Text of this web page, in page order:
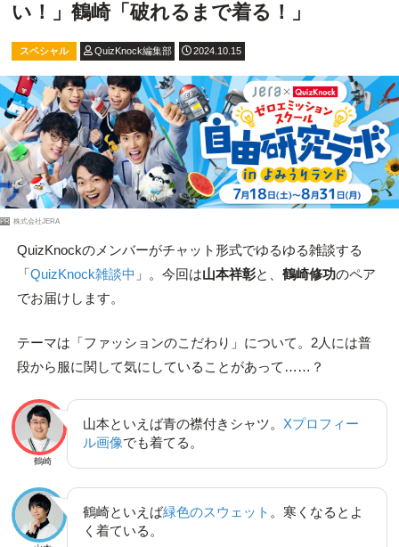
い！」鶴崎「破れるまで着る！」
スペシャル QuizKnock編集部 2024.10.15
PR 株式会社JERA
QuizKnockのメンバーがチャット形式でゆるゆる雑談する
「QuizKnock雑談中 」。今回は山本祥彰と、 鶴崎修功のペア
でお届けします。
テーマは「ファッションのこだわり」について。2人には普
段から服に関して気にしていることがあって……？
鶴崎
山本といえば青の襟付きシャツ。 Xプロフィー
ル画像でも着てる。
鶴崎といえば緑色のスウェット 。寒くなるとよ
く着ている。